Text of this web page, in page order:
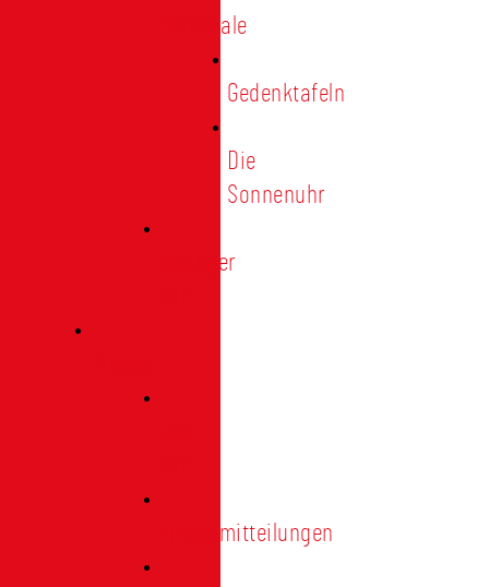
Denkmale
Gedenktafeln
Die
Sonnenuhr
Ratinger
Pressemitteilungen